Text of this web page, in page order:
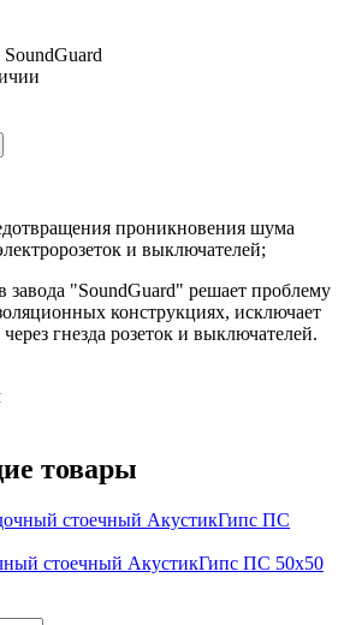
SoundGuard
проникновения шума
и выключателей;
завода "SoundGuard" решает проблему
конструкциях, исключает
гнезда розеток и выключателей.
товары
стоечный АкустикГипс ПС 50х50